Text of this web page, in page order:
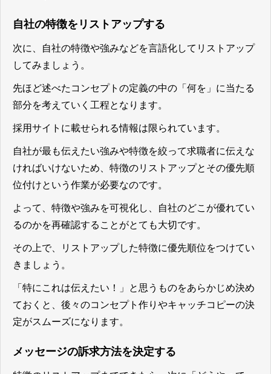
自社の特徴をリストアップする
次に、自社の特徴や強みなどを言語化してリストアップ
してみましょう。
先ほど述べたコンセプトの定義の中の「何を」に当たる
部分を考えていく工程となります。
採用サイトに載せられる情報は限られています。
自社が最も伝えたい強みや特徴を絞って求職者に伝えな
ければいけないため、特徴のリストアップとその優先順
位付けという作業が必要なのです。
よって、 特徴や強みを可視化し、自社のどこが優れてい
るのかを再確認することがとても大切です。
その上で、リストアップした特徴に優先順位をつけてい
きましょう。
「特にこれは伝えたい！」と思うものをあらかじめ決め
ておくと、後々のコンセプト作りやキャッチコピーの決
定がスムーズになります。
メッセージの訴求方法を決定する